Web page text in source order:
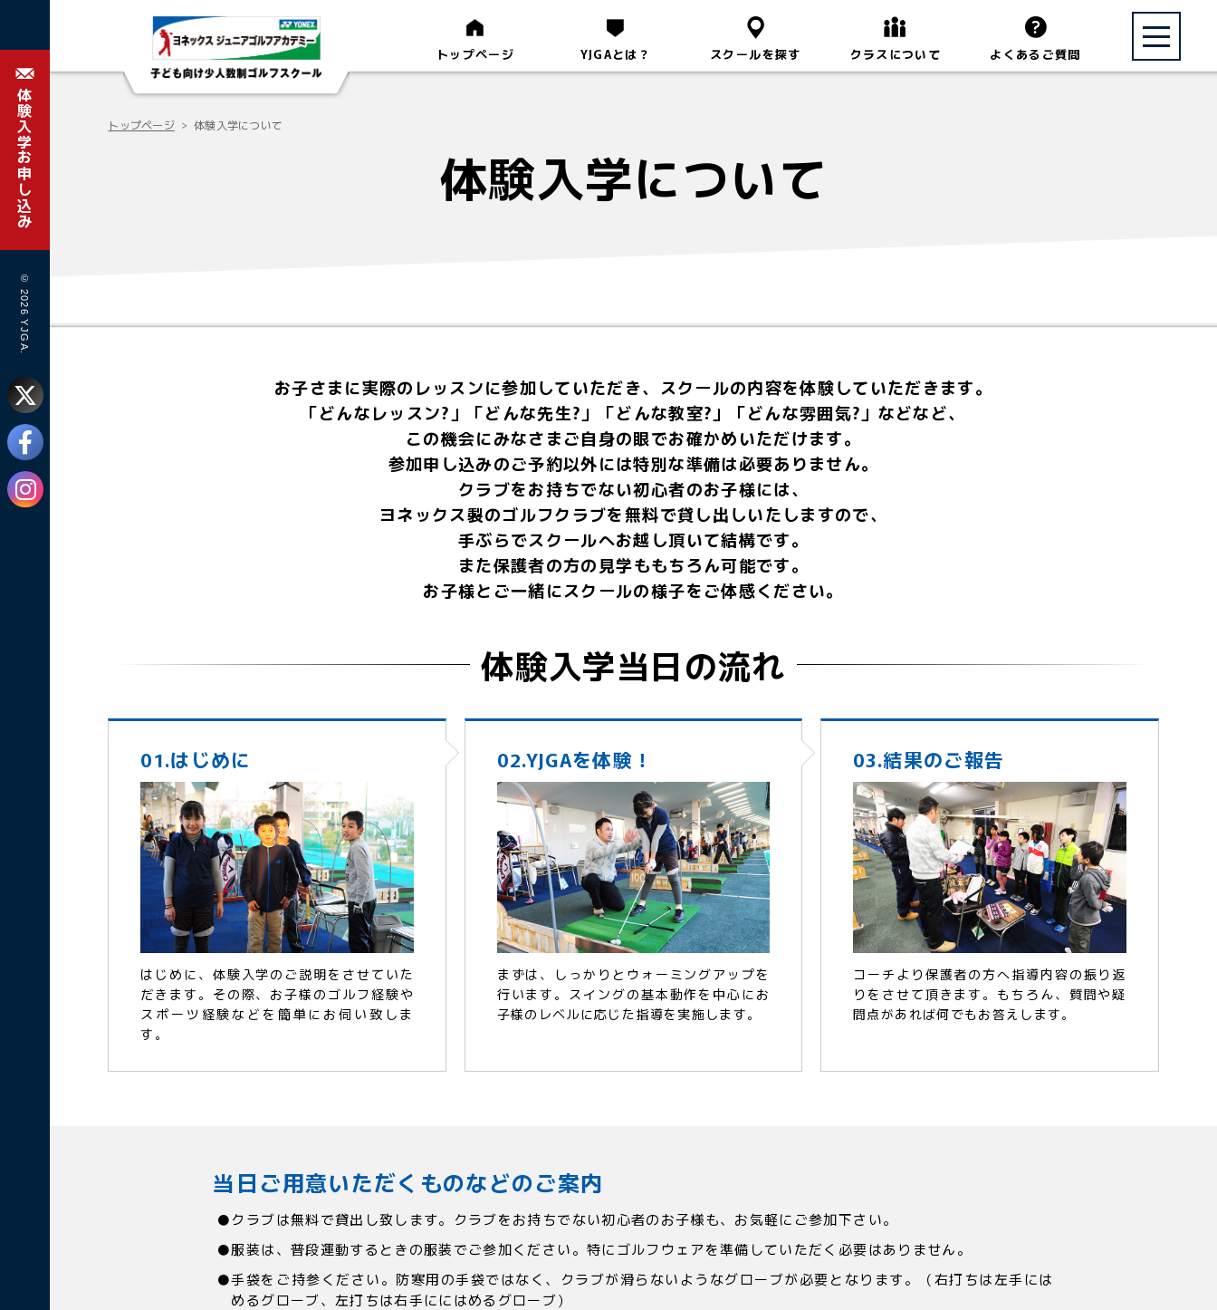
体験入学お申し込み
© 2026 YJGA.
トップページ YJGAとは？ スクールを探す クラスについて よくあるご質問
toggle
トップページ 体験入学について
体験入学について
お子さまに実際のレッスンに参加していただき、スクールの内容を体験していただきます。
「どんなレッスン?」「どんな先生?」「どんな教室?」「どんな雰囲気?」などなど、
この機会にみなさまご自身の眼でお確かめいただけます。
参加申し込みのご予約以外には特別な準備は必要ありません。
クラブをお持ちでない初心者のお子様には、
ヨネックス製のゴルフクラブを無料で貸し出しいたしますので、
手ぶらでスクールへお越し頂いて結構です。
また保護者の方の見学ももちろん可能です。
お子様とご一緒にスクールの様子をご体感ください。
体験入学当日の流れ
01.はじめに
はじめに、体験入学のご説明をさせていた
だきます。その際、お子様のゴルフ経験や
スポーツ経験などを簡単にお伺い致しま
す。
02.YJGAを体験！
まずは、しっかりとウォーミングアップを
行います。スイングの基本動作を中心にお
子様のレベルに応じた指導を実施します。
03.結果のご報告
コーチより保護者の方へ指導内容の振り返
りをさせて頂きます。もちろん、質問や疑
問点があれば何でもお答えします。
当日ご用意いただくものなどのご案内
クラブは無料で貸出し致します。クラブをお持ちでない初心者のお子様も、お気軽にご参加下さい。
服装は、普段運動するときの服装でご参加ください。特にゴルフウェアを準備していただく必要はありません。
手袋をご持参ください。防寒用の手袋ではなく、クラブが滑らないようなグローブが必要となります。（右打ちは左手には
めるグローブ、左打ちは右手ににはめるグローブ）